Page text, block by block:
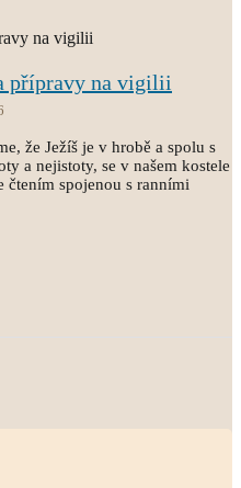
přípravy na vigilii
že Ježíš je v hrobě a spolu s
a nejistoty, se v našem kostele
čtením spojenou s ranními